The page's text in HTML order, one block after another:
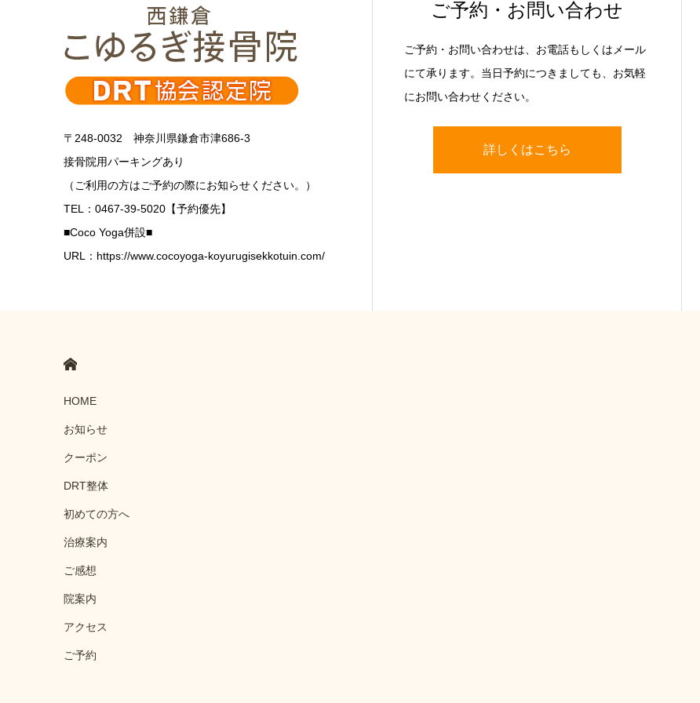
〒248-0032 神奈川県鎌倉市津686-3
接骨院用パーキングあり
（ご利用の方はご予約の際にお知らせください。）
TEL：0467-39-5020【予約優先】
■Coco Yoga併設■
URL：https://www.cocoyoga-koyurugisekkotuin.com/
ご予約・お問い合わせ
ご予約・お問い合わせは、お電話もしくはメール
にて承ります。当日予約につきましても、お気軽
にお問い合わせください。
詳しくはこちら
HOME
お知らせ
クーポン
DRT整体
初めての方へ
治療案内
ご感想
院案内
アクセス
ご予約